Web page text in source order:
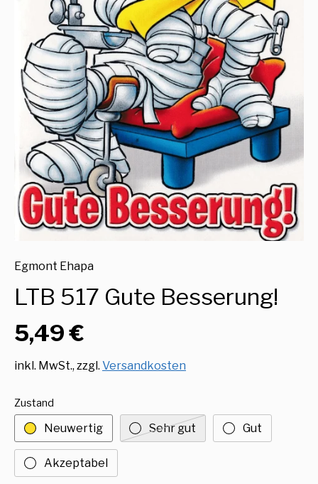
Egmont Ehapa
LTB 517 Gute Besserung!
5,49 €
inkl. MwSt., zzgl. Versandkosten
Zustand
Neuwertig Sehr gut Gut
Akzeptabel